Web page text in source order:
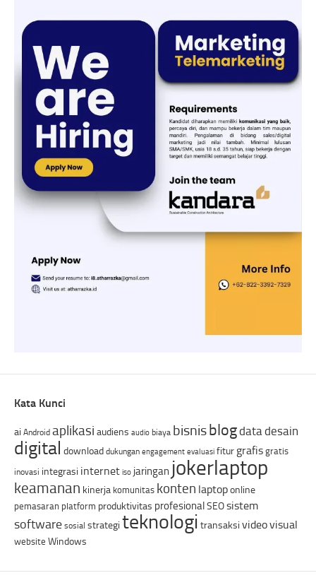
Kata Kunci
ai Android aplikasi audiens audio biaya bisnisblogdatadesain
digital download dukungan engagement evaluasi fitur grafis gratis
inovasi integrasi internet iso jaringan jokerlaptop
keamanan kinerja komunitas konten laptoponline
pemasaran platform produktivitas profesionalSEOsistem
software sosial strategi teknologi transaksi videovisual
website Windows